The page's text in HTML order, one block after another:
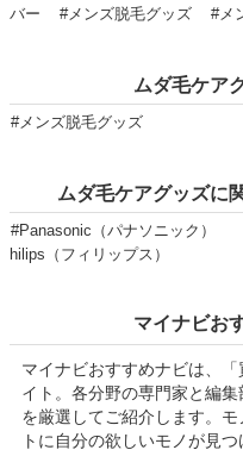
バー
#メンズ脱毛グッズ #メ
ムダ毛ケア
#メンズ脱毛グッズ
ムダ毛ケアグッズに
#Panasonic（パナソニック）
hilips（フィリップス）
マイナビお
マイナビおすすめナビは、
イト。各分野の専門家と編
を厳選してご紹介します。
トに自分の欲しいモノが見つ